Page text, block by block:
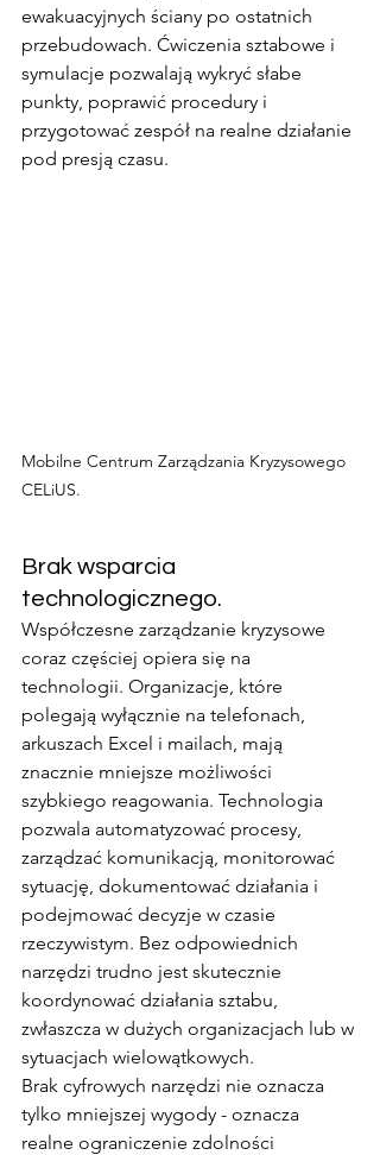
ewakuacyjnych ściany po ostatnich
przebudowach. Ćwiczenia sztabowe i
symulacje pozwalają wykryć słabe
punkty, poprawić procedury i
przygotować zespół na realne działanie
pod presją czasu.
Mobilne Centrum Zarządzania Kryzysowego
CELiUS.
Brak wsparcia
technologicznego.
Współczesne zarządzanie kryzysowe
coraz częściej opiera się na
technologii. Organizacje, które
polegają wyłącznie na telefonach,
arkuszach Excel i mailach, mają
znacznie mniejsze możliwości
szybkiego reagowania. Technologia
pozwala automatyzować procesy,
zarządzać komunikacją, monitorować
sytuację, dokumentować działania i
podejmować decyzje w czasie
rzeczywistym. Bez odpowiednich
narzędzi trudno jest skutecznie
koordynować działania sztabu,
zwłaszcza w dużych organizacjach lub w
sytuacjach wielowątkowych.
Brak cyfrowych narzędzi nie oznacza
tylko mniejszej wygody - oznacza
realne ograniczenie zdolności